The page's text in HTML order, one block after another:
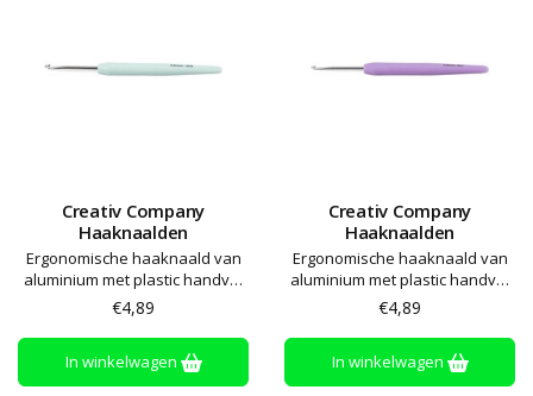
Creativ Company
Haaknaalden
Ergonomische haaknaald van
aluminium met plastic handvat
met softgrip
€4,89
In winkelwagen
Creativ Company
Haaknaalden
Ergonomische haaknaald van
aluminium met plastic handvat
met softgrip
€4,89
In winkelwagen